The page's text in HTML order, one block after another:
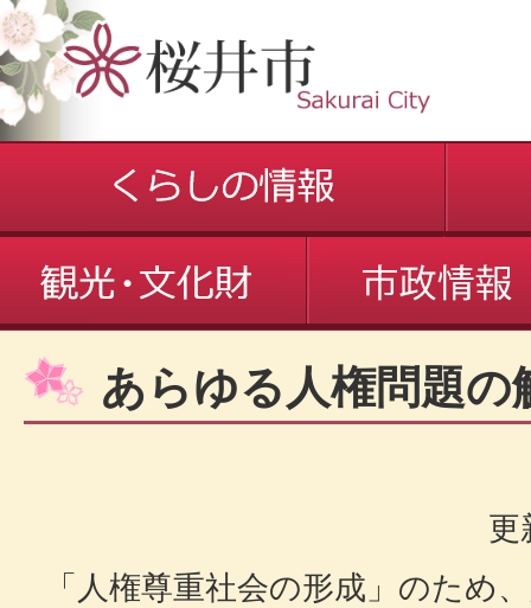
あらゆる人権問題の
更
「人権尊重社会の形成」のため